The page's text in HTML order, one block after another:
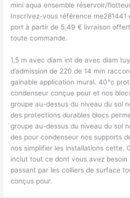
mini aqua ensemble réservoir/
Inscrivez-vous référence me281441
port à partir de 5,49 € livraison
toute commande.
1,5 m avec diam int de avec diam
d’admission de 220 de 14 mm
gainable application mural. 40°c
condenseur conçue pour et nos
groupe au-dessus du niveau du sol
des protections durables blocs
groupe au-dessus du niveau du sol
des pour condenseur nos supports
nos simplifier les installations cette.
inclut tout ce dont vous avez besoin
passant par les colliers de surface
conçus pour.